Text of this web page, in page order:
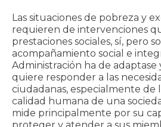
Las situaciones de pobreza y
requieren de intervenciones
prestaciones sociales, sí, pero
acompañamiento social e
Administración ha de adaptase
quiere responder a las
ciudadanas, especialmente de
calidad humana de una
mide principalmente por su